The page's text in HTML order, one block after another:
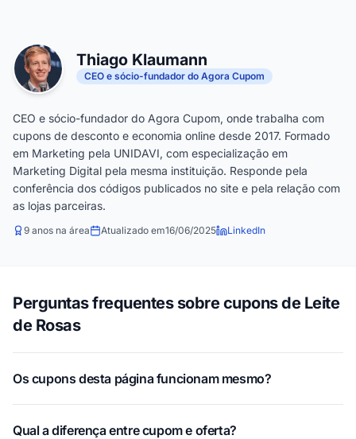
Thiago Klaumann
CEO e sócio-fundador do Agora Cupom
CEO e sócio-fundador do Agora Cupom, onde trabalha com
cupons de desconto e economia online desde 2017. Formado
em Marketing pela UNIDAVI, com especialização em
Marketing Digital pela mesma instituição. Responde pela
conferência dos códigos publicados no site e pela relação com
as lojas parceiras.
9 anos na área Atualizado em16/06/2025 LinkedIn
Perguntas frequentes sobre cupons de Leite
de Rosas
Os cupons desta página funcionam mesmo?
Qual a diferença entre cupom e oferta?